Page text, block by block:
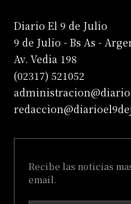
Diario El 9 de Julio
9 de Julio - Bs As -
Av. Vedia 198
(02317) 521052
Recibe las noticias
email.